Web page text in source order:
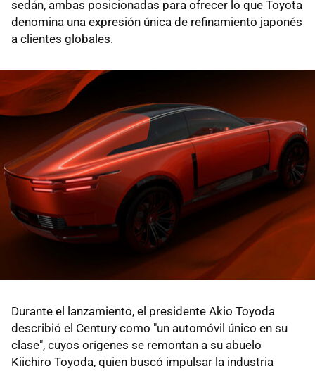
sedán, ambas posicionadas para ofrecer lo que Toyota
denomina una expresión única de refinamiento japonés
a clientes globales.
Durante el lanzamiento, el presidente Akio Toyoda
describió el Century como "un automóvil único en su
clase", cuyos orígenes se remontan a su abuelo
Kiichiro Toyoda, quien buscó impulsar la industria